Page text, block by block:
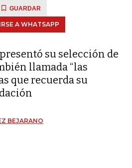
GUARDAR
A WHATSAPP
su selección de
llamada “las
que recuerda su
BEJARANO